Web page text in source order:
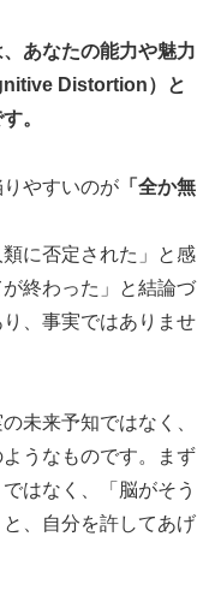
あなたの能力や魅力
Distortion）と
。
やすいのが 「全か無
に否定された」と感
終わった」と結論づ
、事実ではありませ
未来予知ではなく、
うなものです。まず
はなく、「脳がそう
、自分を許してあげ